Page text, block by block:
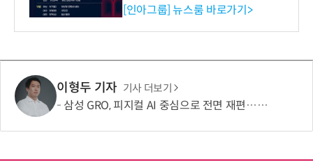
시 세미나 페어 개최
[인아그룹] 뉴스룸 바로가기>
이형두 기자 기사 더보기
삼성 GRO, 피지컬 AI 중심으로 전면 재편…생체신호·광기술 신규 도입